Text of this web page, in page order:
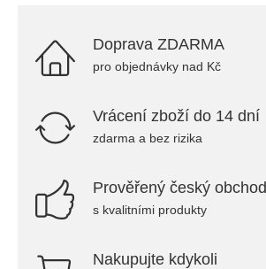
Doprava ZDARMA
pro objednávky nad Kč
Vrácení zboží do 14 dní
zdarma a bez rizika
Prověřený český obchod
s kvalitními produkty
Nakupujte kdykoli